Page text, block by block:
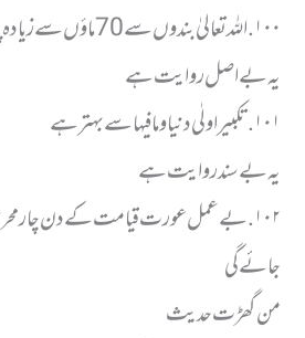
١٠٠. اللہ تعالیٰ بندوں سے 70 ماؤں سے زیادہ پیار کرتا ہے
یہ بے اصل روایت ہے
١٠١. تکبیر اولٰی دنیا و مافیہا سے بہتر ہے
یہ بے سند روایت ہے
١٠٢. بے عمل عورت قیامت کے دن چار
جائے گی
من گھڑت حدیث